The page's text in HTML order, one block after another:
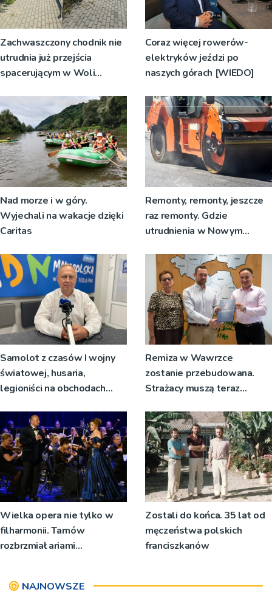
Zachwaszczony chodnik nie
utrudnia już przejścia
spacerującym w Woli
RDN
Coraz więcej rowerów-
elektryków jeździ po
naszych górach [WIEDO]
Nad morze i w góry.
Wyjechali na wakacje dzięki
Caritas
Remonty, remonty, jeszcze
raz remonty. Gdzie
utrudnienia w Nowym
Samolot z czasów I wojny
światowej, husaria,
legioniści na obchodach
Warszawskiej w Woli
Rzędzińskiej
Remiza w Wawrzce
zostanie przebudowana.
Strażacy muszą teraz
żeby mieć miejsce do
przebierania na akcję
Wielka opera nie tylko w
filharmonii. Tarnów
rozbrzmiał ariami
Zostali do końca. 35 lat od
męczeństwa polskich
franciszkanów
NAJNOWSZE